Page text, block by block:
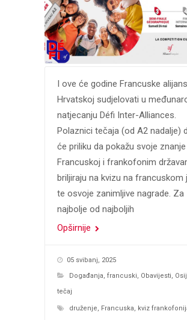
I ove će godine Francuske
Hrvatskoj sudjelovati u
natjecanju Défi Inter-Alliances.
Polaznici tečaja (od A2 nadalje)
će priliku da pokažu svoje
Francuskoj i frankofonim
briljiraju na kvizu na francuskom
te osvoje zanimljive nagrade. Za
najbolje od najboljih
Opširnije
05 svibanj, 2025
Događanja, francuski, Obavijesti,
tečaj
druženje, Francuska, kviz